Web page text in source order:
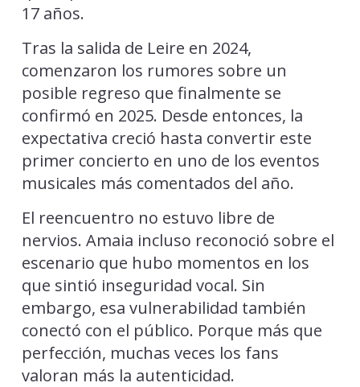
17 años.
Tras la salida de Leire en 2024,
comenzaron los rumores sobre un
posible regreso que finalmente se
confirmó en 2025. Desde entonces, la
expectativa creció hasta convertir este
primer concierto en uno de los eventos
musicales más comentados del año.
El reencuentro no estuvo libre de
nervios. Amaia incluso reconoció sobre el
escenario que hubo momentos en los
que sintió inseguridad vocal. Sin
embargo, esa vulnerabilidad también
conectó con el público. Porque más que
perfección, muchas veces los fans
valoran más la autenticidad.